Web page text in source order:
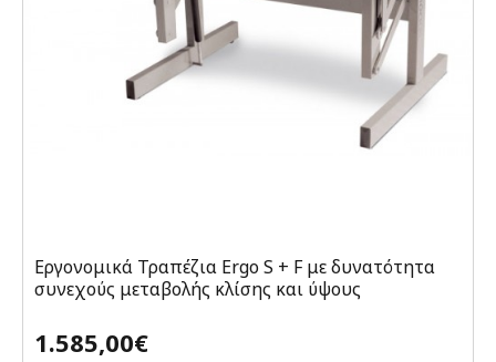
Εργονομικά Τραπέζια Ergo S + F με δυνατότητα
συνεχούς μεταβολής κλίσης και ύψους
1.585,00€